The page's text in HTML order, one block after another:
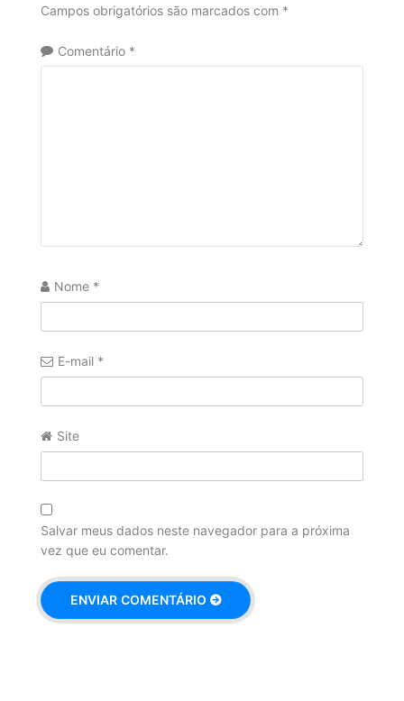
Campos obrigatórios são marcados com *
Comentário *
Nome *
E-mail *
Site
Salvar meus dados neste navegador para a próxima
vez que eu comentar.